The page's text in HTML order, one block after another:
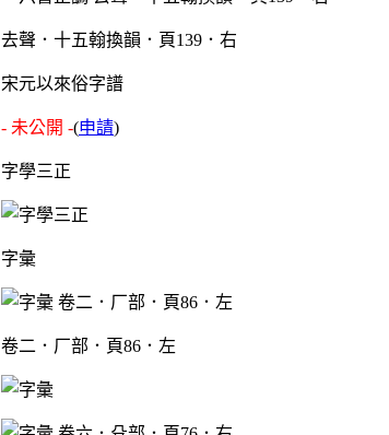
去聲．十五翰換韻．頁139．右
宋元以來俗字譜
- 未公開 -(申請)
字學三正
字彙
卷二．厂部．頁86．左